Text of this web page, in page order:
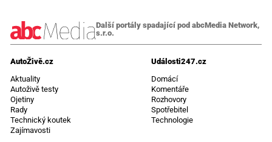
Další portály spadající pod abcMedia Network,
s.r.o.
AutoŽivě.cz
Aktuality
Autoživě testy
Ojetiny
Rady
Technický koutek
Zajímavosti
Události247.cz
Domácí
Komentáře
Rozhovory
Spotřebitel
Technologie